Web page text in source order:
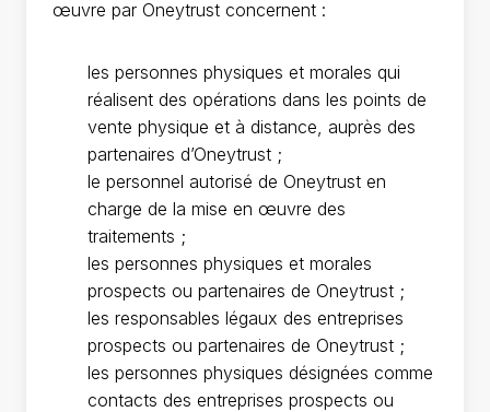
œuvre par Oneytrust concernent :
les personnes physiques et morales qui
réalisent des opérations dans les points de
vente physique et à distance, auprès des
partenaires d’Oneytrust ;
le personnel autorisé de Oneytrust en
charge de la mise en œuvre des
traitements ;
les personnes physiques et morales
prospects ou partenaires de Oneytrust ;
les responsables légaux des entreprises
prospects ou partenaires de Oneytrust ;
les personnes physiques désignées comme
contacts des entreprises prospects ou